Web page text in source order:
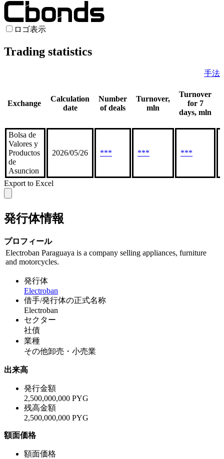
ロゴ表示
Trading statistics
手法
Exchange
Calculation
date
Number
of deals
Turnover,
mln
Turnover
for 7
days, mln
Bolsa de
Valores y
Productos
de
Asuncion
2026/05/26 *** *** ***
Export to Excel
発行体情報
プロフィール
Electroban Paraguaya is a company selling appliances, furniture
and motorcycles.
発行体
Electroban
借手/発行体の正式名称
Electroban
セクター
社債
業種
その他卸売・小売業
出来高
発行金額
2,500,000,000 PYG
残高金額
2,500,000,000 PYG
額面価格
額面価格